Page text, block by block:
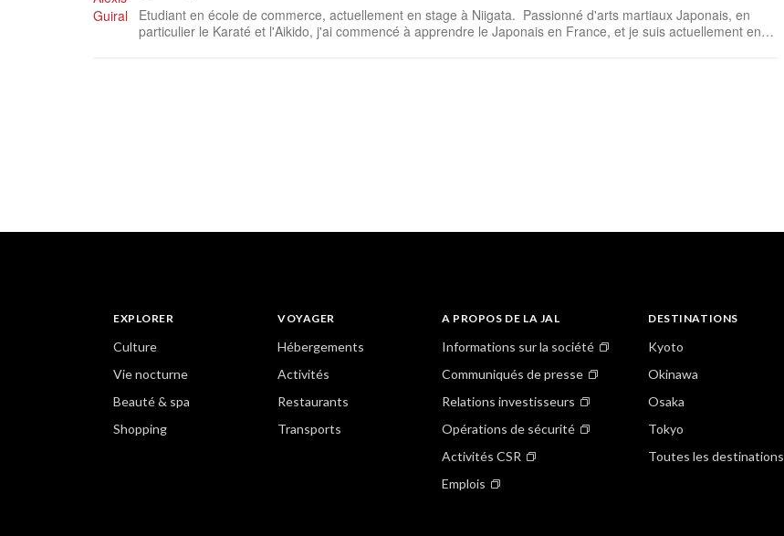
Etudiant en école de commerce, actuellement en stage à Niigata. Passionné d'arts martiaux Japonais, en
particulier le Karaté et l'Aikido, j'ai commencé à apprendre le Japonais en France, et je suis actuellement en
EXPLORER
Culture
Vie nocturne
Beauté & spa
Shopping
VOYAGER
Hébergements
Activités
Restaurants
Transports
A PROPOS DE LA JAL
Informations sur la société
Communiqués de presse
Relations investisseurs
Opérations de sécurité
Activités CSR
Emplois
DESTINATIONS
Kyoto
Okinawa
Osaka
Tokyo
Toutes les destinations